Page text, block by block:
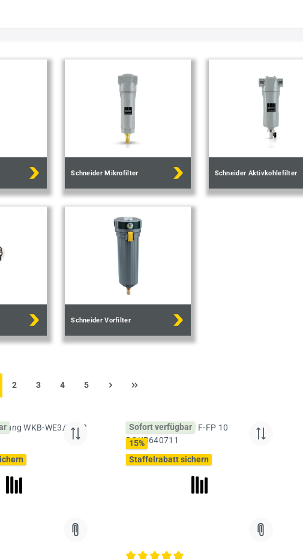
Schneider Mikrofilter Schneider Aktivkohlefilter
Schneider Vorfilter
Seite
2 Seite
3 Seite
4 Seite
5
Sofort verfügbar
15%
Staffelrabatt sichern